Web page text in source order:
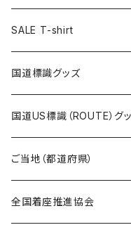
ランチバッグ
エコバッグ
クリアファイル
ステッカー
ホテルキーホルダー
モーテルキーホルダー
トートバッグ
マスク
エコバッグ
千葉ロッテマリーンズコラ
ステッカー
モーテルキーホルダー
ホテルキーホルダー
トートバッグ
ステッカー
ホテルキーホルダー
キャップ
ステッカー
Tシャツ
ステッカー
ホテルキーホルダー
SALE T-shirt
国道標識グッズ
ステッカー
国道0～99号線
国道100～199号線
Tシャツ
キャップ
国道US標識（ROUTE）グ
ステッカー
ROUTE 0～99号線
Tシャツ
ご当地（都道府県）
北海道
全国着座推進協会